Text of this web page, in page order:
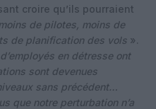
croire qu’ils pourraient
moins de pilotes, moins de
de planification des vols ».
en détresse ont
sont devenues
sans précédent…
que notre perturbation n’a